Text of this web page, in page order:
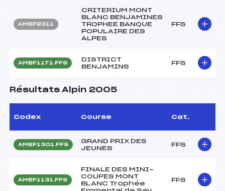
AMBF2311
CRITERIUM MONT
BLANC BENJAMINES
TROPHEE BANQUE
POPULAIRE DES
ALPES
FFS
AMBF1171.FFS
DISTRICT
BENJAMINS
FFS
Résultats Alpin 2005
Codex Course Cat.
AMBF1301.FFS
GRAND PRIX DES
JEUNES
FFS
AMBF1131.FFS
FINALE DES MINI-
COUPES MONT
BLANC Trophée
FFS